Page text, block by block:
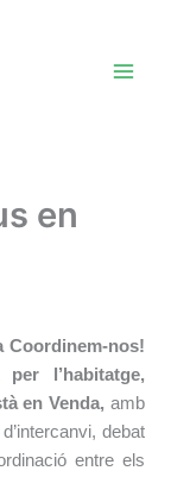
en
Coordinem-nos!
l’habitatge,
en Venda, amb
debat
entre els